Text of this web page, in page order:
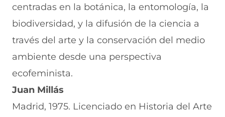
centradas en la botánica, la entomología, la
biodiversidad, y la difusión de la ciencia a
través del arte y la conservación del medio
ambiente desde una perspectiva
ecofeminista.
Juan Millás
Madrid, 1975. Licenciado en Historia del Arte